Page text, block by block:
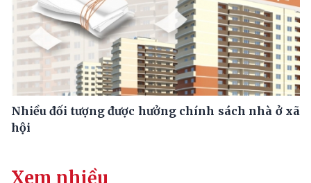
Nhiều đối tượng được hưởng chính sách nhà ở xã
hội
Xem nhiều